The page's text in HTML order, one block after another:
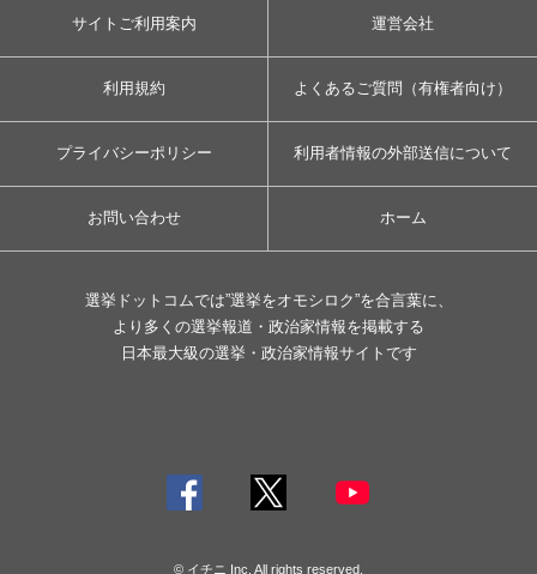
サイトご利用案内 運営会社
利用規約 よくあるご質問（有権者向け）
プライバシーポリシー 利用者情報の外部送信について
お問い合わせ ホーム
選挙ドットコムでは”選挙をオモシロク”を合言葉に、
より多くの選挙報道・政治家情報を掲載する
日本最大級の選挙・政治家情報サイトです
© イチニ Inc. All rights reserved.